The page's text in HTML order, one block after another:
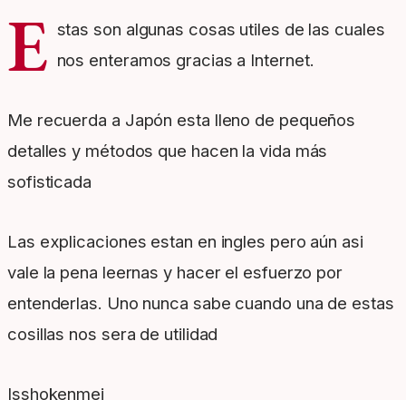
E stas son algunas cosas utiles de las cuales
nos enteramos gracias a Internet.
Me recuerda a Japón esta lleno de pequeños
detalles y métodos que hacen la vida más
sofisticada
Las explicaciones estan en ingles pero aún asi
vale la pena leernas y hacer el esfuerzo por
entenderlas. Uno nunca sabe cuando una de estas
cosillas nos sera de utilidad
Isshokenmei